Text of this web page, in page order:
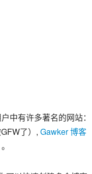
中有许多著名的网站：
了）, Gawker 博客